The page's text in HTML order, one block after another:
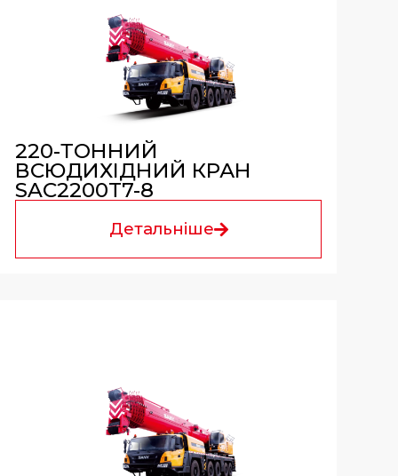
220-ТОННИЙ
ВСЮДИХІДНИЙ КРАН
SAC2200T7-8
Детальніше